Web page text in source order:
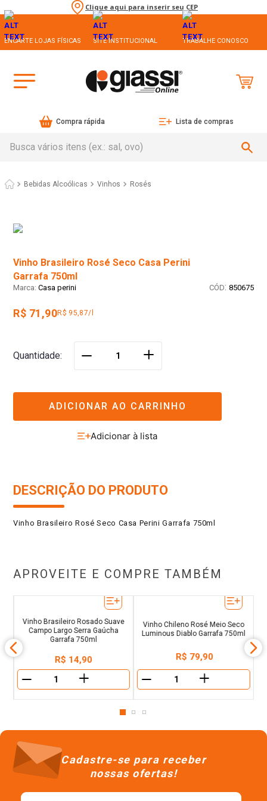
Clique aqui para inserir seu CEP
ENCARTE LOJAS FÍSICAS SITE INSTITUCIONAL TRABALHE CONOSCO
Compra rápida Lista de compras
Bebidas Alcoólicas Vinhos Rosés
Vinho Brasileiro Rosé Seco Casa Perini
Garrafa 750ml
Casa perini : 850675
R$ 71,90R$ 95,87/l
Quantidade ＋
ADICIONAR AO CARRINHO
DESCRIÇÃO DO PRODUTO
Vinho Brasileiro Rosé Seco Casa Perini Garrafa 750ml
APROVEITE E COMPRE TAMBÉM
Vinho Brasileiro Rosado Suave
Campo Largo Serra Gaúcha
Garrafa 750ml
R$ 14,90
＋
Vinho Chileno Rosé Meio Seco
Luminous Diablo Garrafa 750ml
R$ 79,90
＋
Cadastre-se para receber
nossas ofertas!